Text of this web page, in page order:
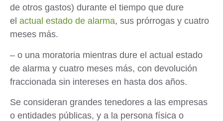
de otros gastos) durante el tiempo que dure
el actual estado de alarma, sus prórrogas y cuatro
meses más.
– o una moratoria mientras dure el actual estado
de alarma y cuatro meses más, con devolución
fraccionada sin intereses en hasta dos años.
Se consideran grandes tenedores a las empresas
o entidades públicas, y a la persona física o